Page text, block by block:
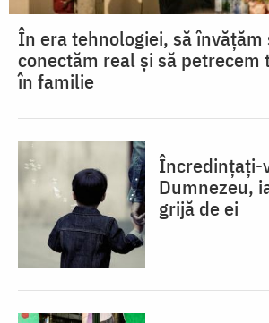
În era tehnologiei, să învățăm
conectăm real și să petrecem
în familie
Încredințați-
Dumnezeu,
grijă de ei